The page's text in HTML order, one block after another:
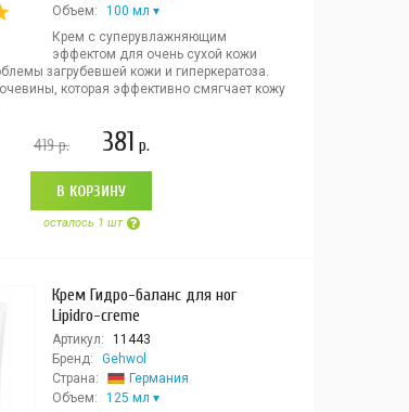
Объем:
100 мл
Крем с суперувлажняющим
эффектом для очень сухой кожи
загрубевшей кожи и гиперкератоза.
которая эффективно смягчает кожу
419р. 381 р.
В КОРЗИНУ
осталось 1 шт
Крем Гидро-баланс для ног
Lipidro-creme
Артикул:
11443
Бренд:
Gehwol
Страна:
Германия
Объем:
125 мл